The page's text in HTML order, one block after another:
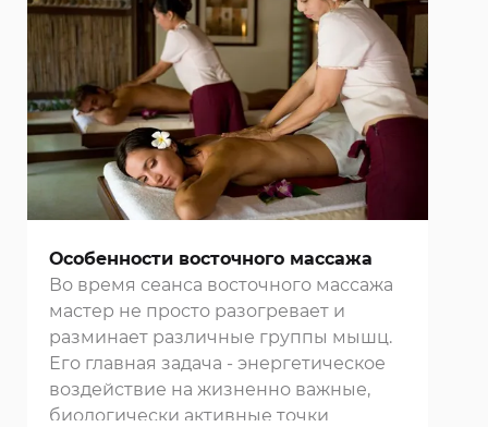
благотворное влияние этой
процедуры на формирование и
костно-мышечной и нервной
системы, рекомендуют начинать
проводить ее через 2-2,5 месяца после
появления ребенка на свет.
Особенности восточного массажа
Во время сеанса восточного массажа
мастер не просто разогревает и
разминает различные группы мышц.
Его главная задача - энергетическое
воздействие на жизненно важные,
биологически активные точки